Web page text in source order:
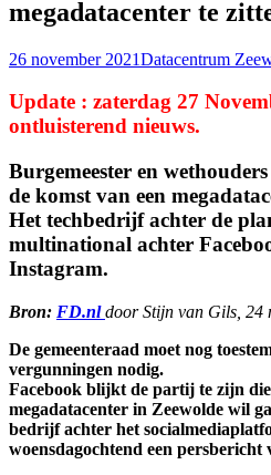
megadatacenter te
26 november 2021Datacentrum
Update : zaterdag 27
ontluisterend nieuws.
Burgemeester en
de komst van een
Het techbedrijf achter de
multinational achter
Instagram.
Bron: FD.nldoor Stijn van Gils, 24
De gemeenteraad moet nog
vergunningen nodig.
Facebook blijkt de partij te zijn
megadatacenter in Zeewolde wil
bedrijf achter het
woensdagochtend een persbericht